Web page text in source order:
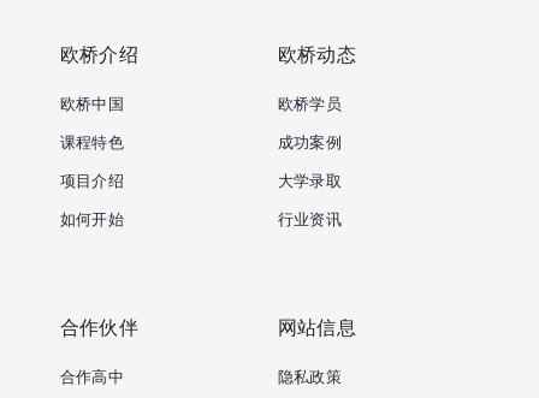
欧桥介绍
欧桥中国
课程特色
项目介绍
如何开始
欧桥动态
欧桥学员
成功案例
大学录取
行业资讯
合作伙伴
合作高中
网站信息
隐私政策